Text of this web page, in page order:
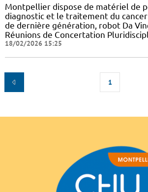
Montpellier dispose de matériel de
diagnostic et le traitement du cancer
de dernière génération, robot Da
Réunions de Concertation
18/02/2026 15:25
1